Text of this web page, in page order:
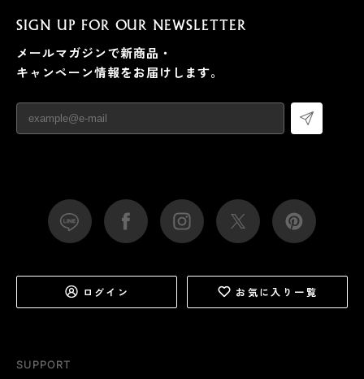
長くキレイに着続けていただくなら、スチームアイロン
がけ（低温）をすると、生地が引き締まって型崩れがし
にくくなるのでおすすめです。
SUPPORT
SIGN UP FOR OUR NEWSLETTER
メールマガジンで新商品・
キャンペーン情報をお届けします。
ログイン お気に入り一覧